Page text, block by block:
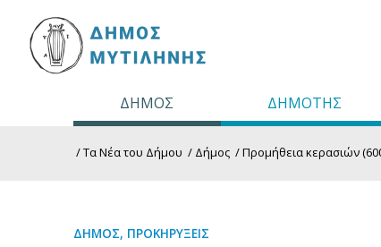
ΔΗΜΟΣ ΔΗΜΟΤΗΣ
/Τα Νέα του Δήμου / Δήμος /Προμήθεια κερασιών
ΔΉΜΟΣ, ΠΡΟΚΗΡΎΞΕΙΣ